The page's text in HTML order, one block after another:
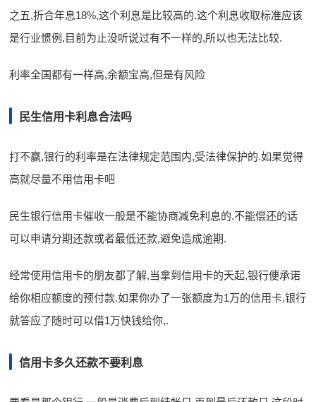
之五,折合年息18%,这个利息是比较高的.这个利息收取标准应该
是行业惯例,目前为止没听说过有不一样的,所以也无法比较.
利率全国都有一样高,余额宝高,但是有风险
民生信用卡利息合法吗
打不赢,银行的利率是在法律规定范围内,受法律保护的.如果觉得
高就尽量不用信用卡吧
民生银行信用卡催收一般是不能协商减免利息的.不能偿还的话
可以申请分期还款或者最低还款,避免造成逾期.
经常使用信用卡的朋友都了解,当拿到信用卡的天起,银行便承诺
给你相应额度的预付款.如果你办了一张额度为1万的信用卡,银行
就答应了随时可以借1万快钱给你,.
信用卡多久还款不要利息